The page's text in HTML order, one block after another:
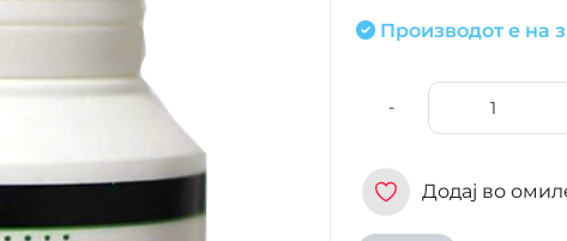
Производот е на
-
Додај во